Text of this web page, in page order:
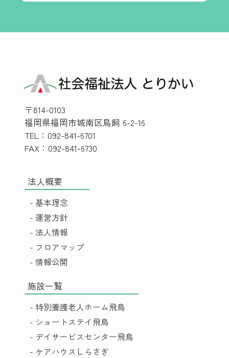
〒814-0103
福岡県福岡市城南区鳥飼 6-2-16
TEL：092-841-6701
FAX：092-841-6730
法人概要
- 基本理念
- 運営方針
- 法人情報
- フロアマップ
- 情報公開
施設一覧
- 特別養護老人ホーム飛鳥
- ショートステイ飛鳥
- デイサービスセンター飛鳥
- ケアハウスしらさぎ